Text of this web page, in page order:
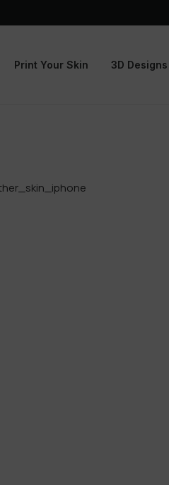
Print Your Skin 3D Designs